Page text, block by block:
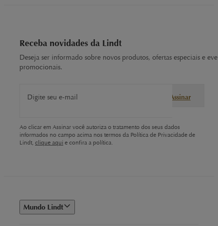
Receba novidades da Lindt
Deseja ser informado sobre novos produtos, ofertas especiais e
promocionais.
Digite seu e-mail Assinar
Ao clicar em Assinar você autoriza o tratamento dos seus dados
informados no campo acima nos termos da Política de Privacidade de
Lindt, clique aqui e confira a política.
Mundo Lindt